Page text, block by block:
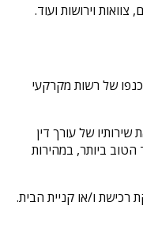
וירושות ועוד.
של רשות מקרקעי
של עורך דין
ביותר, במהירות
רכישת ו/או קניית הבית.